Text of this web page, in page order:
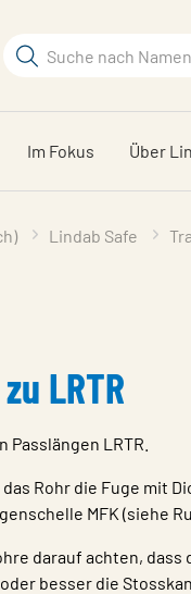
Suchbegriff
durchsuchen
Im Fokus Über
Lindab Safe
LRTR
Passlängen LRTR.
Rohr die Fuge mit
MFK (siehe
darauf achten,
besser die